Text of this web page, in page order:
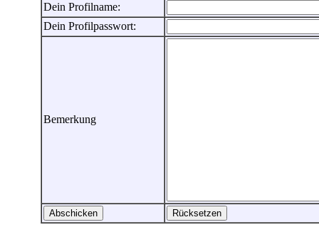
Dein Profilname:
Dein Profilpasswort:
Bemerkung